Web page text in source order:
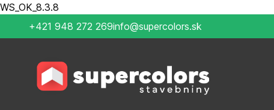
WS_OK_8.3.8
+421 948 272 269info@supercolors.sk